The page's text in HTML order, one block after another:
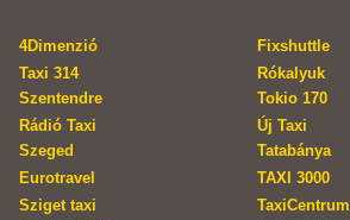
4Dimenzió
Fixshuttle
Taxi 314
Szentendre
Rókalyuk
Tokio 170
Rádió Taxi
Szeged
Új Taxi
Tatabánya
Eurotravel
TAXI 3000
Sziget taxi
TaxiCentrum